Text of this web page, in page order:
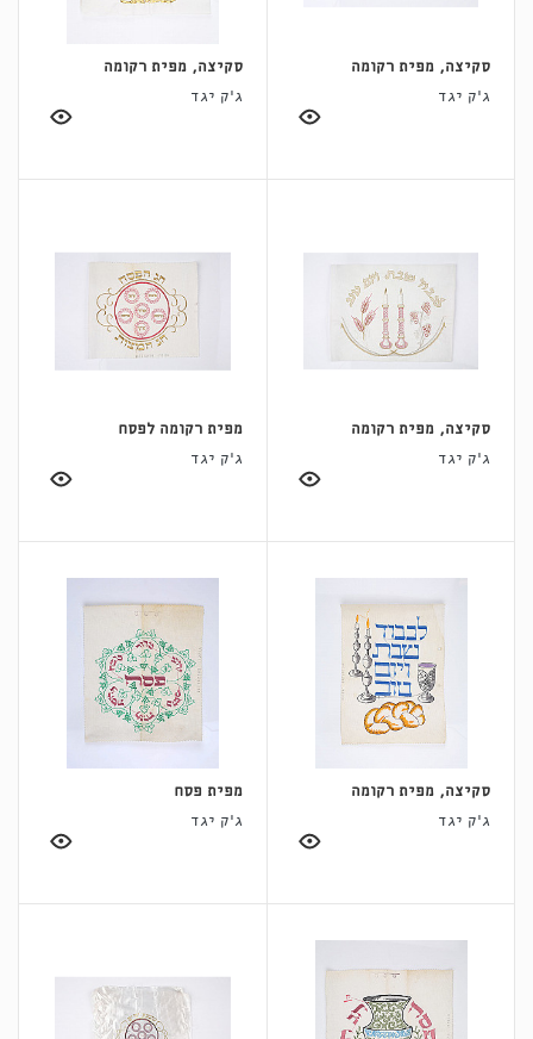
סקיצה, מפית רקומה
ג'ק יגד
סקיצה, מפית רקומה
ג'ק יגד
סקיצה, מפית רקומה
ג'ק יגד
מפית רקומה לפסח
ג'ק יגד
סקיצה, מפית רקומה
ג'ק יגד
מפית פסח
ג'ק יגד